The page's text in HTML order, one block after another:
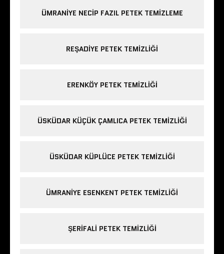
ÜMRANIYE NECIP FAZIL PETEK TEMIZLEME
REŞADIYE PETEK TEMIZLIĞI
ERENKÖY PETEK TEMIZLIĞI
ÜSKÜDAR KÜÇÜK ÇAMLICA PETEK TEMIZLIĞI
ÜSKÜDAR KÜPLÜCE PETEK TEMIZLIĞI
ÜMRANIYE ESENKENT PETEK TEMIZLIĞI
ŞERIFALI PETEK TEMIZLIĞI